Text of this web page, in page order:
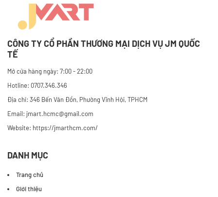
CÔNG TY CỔ PHẦN THƯƠNG MẠI DỊCH VỤ JM QUỐC
TẾ
Mở cửa hàng ngày: 7:00 - 22:00
Hotline: 0707.346.346
Địa chỉ: 346 Bến Vân Đồn, Phường Vĩnh Hội, TPHCM
Email: jmart.hcmc@gmail.com
Website: https://jmarthcm.com/
DANH MỤC
Trang chủ
Giới thiệu